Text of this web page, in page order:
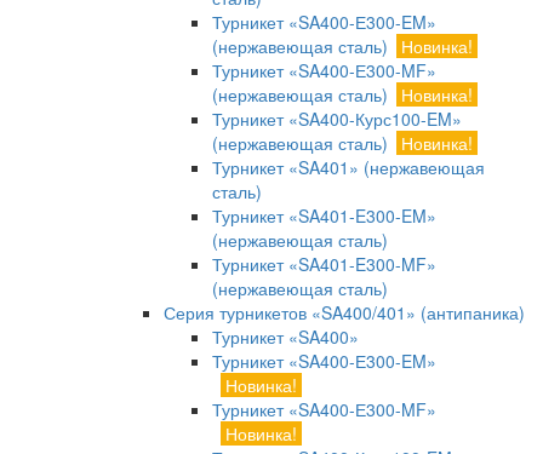
Турникет «SA400-Е300-EM»
(нержавеющая сталь)
Новинка!
Турникет «SA400-Е300-MF»
(нержавеющая сталь)
Новинка!
Турникет «SA400-Курс100-EM»
(нержавеющая сталь)
Новинка!
Турникет «SA401» (нержавеющая
сталь)
Турникет «SA401-E300-EM»
(нержавеющая сталь)
Турникет «SA401-E300-MF»
(нержавеющая сталь)
Серия турникетов «SA400/401» (антипаника)
Турникет «SA400»
Турникет «SA400-Е300-EM»
Новинка!
Турникет «SA400-Е300-MF»
Новинка!